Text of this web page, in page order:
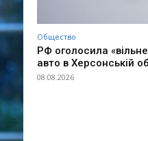
Общество
РФ оголосила
авто в Херсонській
08.08.2026